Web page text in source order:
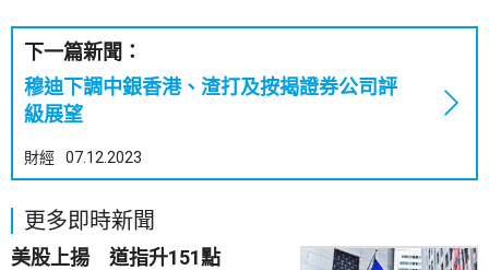
下一篇新聞：
穆迪下調中銀香港、渣打及按揭證券公司評
級展望
財經 07.12.2023
更多即時新聞
美股上揚 道指升151點